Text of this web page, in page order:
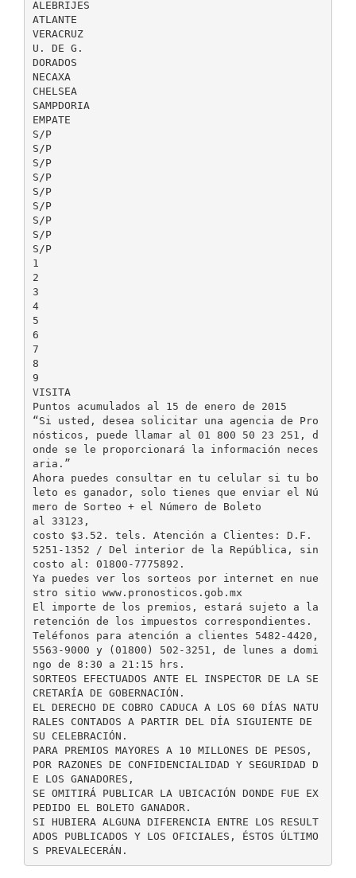
ALEBRIJES
ATLANTE
VERACRUZ
U. DE G.
DORADOS
NECAXA
CHELSEA
SAMPDORIA
EMPATE
S/P
S/P
S/P
S/P
S/P
S/P
S/P
S/P
S/P
1
2
3
4
5
6
7
8
9
VISITA
Puntos acumulados al 15 de enero de 2015
“Si usted, desea solicitar una agencia de Pro
nósticos, puede llamar al 01 800 50 23 251, d
onde se le proporcionará la información neces
aria.”
Ahora puedes consultar en tu celular si tu bo
leto es ganador, solo tienes que enviar el Nú
mero de Sorteo + el Número de Boleto
al 33123,
costo $3.52. tels. Atención a Clientes: D.F.
5251-1352 / Del interior de la República, sin
costo al: 01800-7775892.
Ya puedes ver los sorteos por internet en nue
stro sitio www.pronosticos.gob.mx
El importe de los premios, estará sujeto a la
retención de los impuestos correspondientes.
Teléfonos para atención a clientes 5482-4420,
5563-9000 y (01800) 502-3251, de lunes a domi
ngo de 8:30 a 21:15 hrs.
SORTEOS EFECTUADOS ANTE EL INSPECTOR DE LA SE
CRETARÍA DE GOBERNACIÓN.
EL DERECHO DE COBRO CADUCA A LOS 60 DÍAS NATU
RALES CONTADOS A PARTIR DEL DÍA SIGUIENTE DE
SU CELEBRACIÓN.
PARA PREMIOS MAYORES A 10 MILLONES DE PESOS,
POR RAZONES DE CONFIDENCIALIDAD Y SEGURIDAD D
E LOS GANADORES,
SE OMITIRÁ PUBLICAR LA UBICACIÓN DONDE FUE EX
PEDIDO EL BOLETO GANADOR.
SI HUBIERA ALGUNA DIFERENCIA ENTRE LOS RESULT
ADOS PUBLICADOS Y LOS OFICIALES, ÉSTOS ÚLTIMO